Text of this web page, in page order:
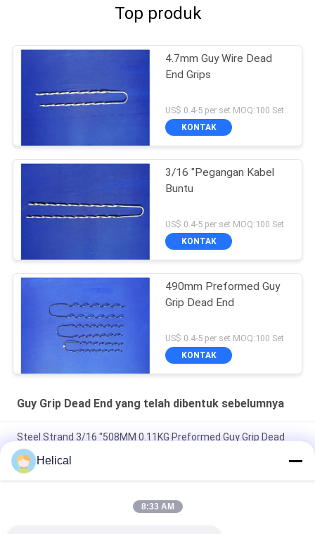
Top produk
4.7mm Guy Wire Dead
End Grips
US$ 0.4-5 per set MOQ:100 Set
KONTAK
3/16 "Pegangan Kabel
Buntu
US$ 0.4-5 per set MOQ:100 Set
KONTAK
490mm Preformed Guy
Grip Dead End
US$ 0.4-5 per set MOQ:100 Set
KONTAK
Guy Grip Dead End yang telah dibentuk sebelumnya
Steel Strand 3/16 "508MM 0.11KG Preformed Guy Grip Dead
End Grips
Opgw Overhead Line Accessories 1/4 "Preformed Guy Wire
Helical
8:33 AM